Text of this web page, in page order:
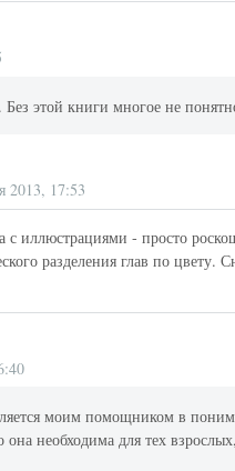
этой книги многое не
2013, 17:53
иллюстрациями - просто
разделения глав по
моим помощником в
необходима для тех